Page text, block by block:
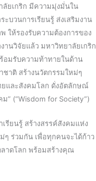
ยเกริก มีความมุ่งมั่นใน
บวนการเรียนรู้ ส่งเสริมงาน
ห้รองรับความต้องการของ
นวิจัยแล้ว มหาวิทยาลัยเกริก
อมรับความท้าทายในด้าน
าติ สร้างนวัตกรรมใหม่ๆ
และสังคมโลก ดั่งอัตลักษณ์
” (“Wisdom for Society”)
รียนรู้ สร้างสรรค์สังคมแห่ง
ๆ ร่วมกัน เพื่อทุกคนจะได้ก้าว
าดโลก พร้อมสร้างคุณ